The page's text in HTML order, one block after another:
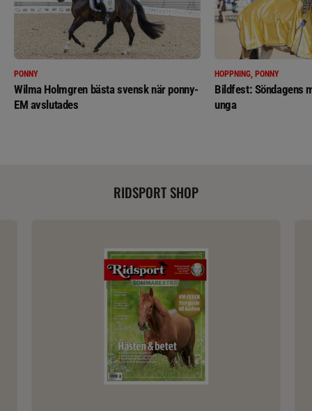
PONNY
Wilma Holmgren bästa svensk när ponny-
EM avslutades
HOPPNING, PONNY
Bildfest: Söndagens
unga
RIDSPORT SHOP